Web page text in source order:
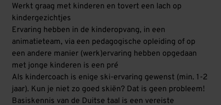
Werkt graag met kinderen en tovert een lach op
kindergezichtjes
Ervaring hebben in de kinderopvang, in een
animatieteam, via een pedagogische opleiding of op
een andere manier (werk)ervaring hebben opgedaan
met jonge kinderen is een pré
Als kindercoach is enige ski-ervaring gewenst (min. 1-2
jaar). Kun je niet zo goed skiën? Dat is geen probleem!
Basiskennis van de Duitse taal is een vereiste